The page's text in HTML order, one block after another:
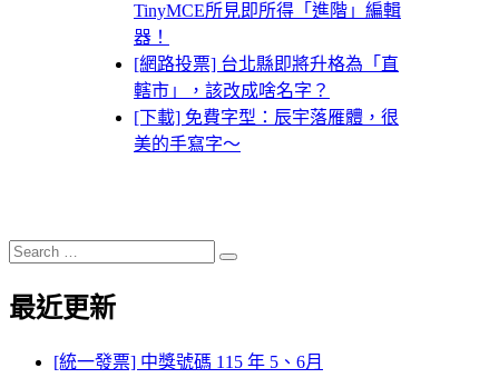
TinyMCE所見即所得「進階」編輯
器！
[網路投票] 台北縣即將升格為「直
轄市」，該改成啥名字？
[下載] 免費字型：辰宇落雁體，很
美的手寫字～
Search
for:
Search
最近更新
[統一發票] 中獎號碼 115 年 5、6月